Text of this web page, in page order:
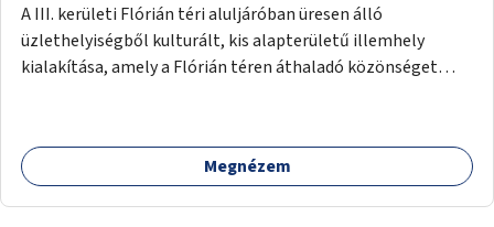
A III. kerületi Flórián téri aluljáróban üresen álló
üzlethelyiségből kulturált, kis alapterületű illemhely
kialakítása, amely a Flórián téren áthaladó közönséget
Megnézem